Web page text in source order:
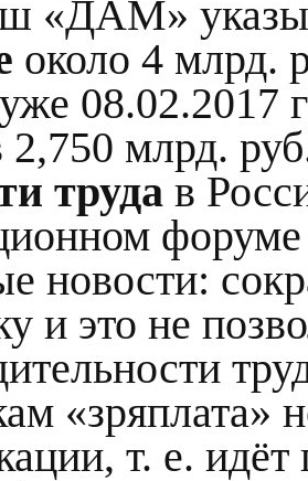
«ДАМ»
около 4 млрд.
08.02.2017
2,750 млрд.
труда в
новости:
и это не
«зряплата»
т. е. идёт